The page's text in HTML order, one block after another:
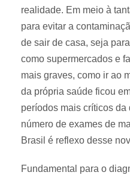
realidade. Em meio à
para evitar a
de sair de casa, seja
como supermercados e
mais graves, como ir ao
da própria saúde ficou
períodos mais críticos
número de exames de
Brasil é reflexo desse
Fundamental para o